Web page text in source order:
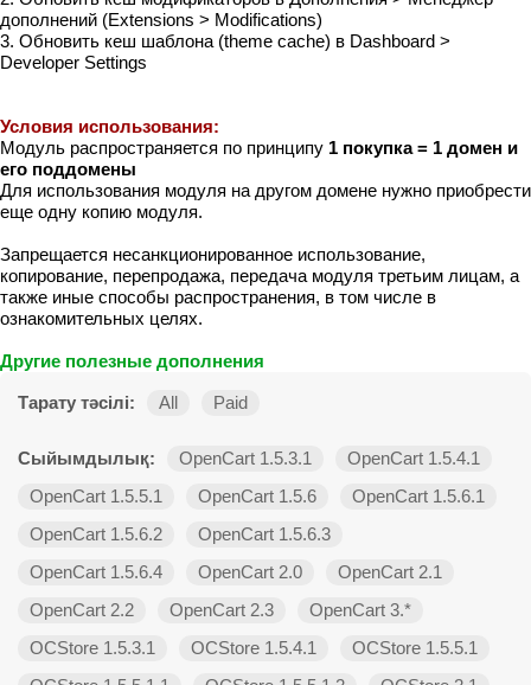
дополнений (Extensions > Modifications)
3. Обновить кеш шаблона (theme cache) в Dashboard >
Developer Settings
Условия использования:
Модуль распространяется по принципу 1 покупка = 1 домен и
его поддомены
Для использования модуля на другом домене нужно приобрести
еще одну копию модуля.
Запрещается несанкционированное использование,
копирование, перепродажа, передача модуля третьим лицам, а
также иные способы распространения, в том числе в
ознакомительных целях.
Другие полезные дополнения
Тарату тәсілі: All Paid
Сыйымдылық: OpenCart 1.5.3.1
OpenCart 1.5.4.1
OpenCart 1.5.5.1
OpenCart 1.5.6
OpenCart 1.5.6.1
OpenCart 1.5.6.2
OpenCart 1.5.6.3
OpenCart 1.5.6.4
OpenCart 2.0
OpenCart 2.1
OpenCart 2.2
OpenCart 2.3
OpenCart 3.*
OCStore 1.5.3.1
OCStore 1.5.4.1
OCStore 1.5.5.1